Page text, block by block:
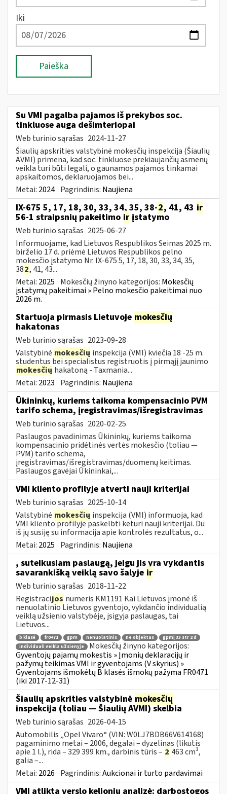
Iki
Paieška
Su VMI pagalba pajamos iš prekybos soc.
tinkluose auga dešimteriopai
Web turinio sąrašas 2024-11-27
Šiaulių apskrities valstybinė mokesčių inspekcija (Šiaulių
AVMI) primena, kad soc. tinkluose prekiaujančių asmenų
veikla turi būti legali, o gaunamos pajamos tinkamai
apskaitomos, deklaruojamos bei...
Metai: 2024 Pagrindinis: Naujiena
IX-675 5, 17, 18, 30, 33, 34, 35, 38-2, 41, 43 ir
56-1 straipsnių pakeitimo ir įstatymo
Web turinio sąrašas 2025-06-27
Informuojame, kad Lietuvos Respublikos Seimas 2025 m.
birželio 17 d. priėmė Lietuvos Respublikos pelno
mokesčio įstatymo Nr. IX-675 5, 17, 18, 30, 33, 34, 35,
382, 41, 43...
Metai: 2025 Mokesčių žinyno kategorijos: Mokesčių
įstatymų pakeitimai » Pelno mokesčio pakeitimai nuo
2026 m.
Startuoja pirmasis Lietuvoje mokesčių
hakatonas
Web turinio sąrašas 2023-09-28
Valstybinė mokesčių inspekcija (VMI) kviečia 18 -25 m.
studentus bei specialistus registruotis į pirmąjį jaunimo
mokesčių hakatoną - Taxmania...
Metai: 2023 Pagrindinis: Naujiena
Ūkininkų, kuriems taikoma kompensacinio PVM
tarifo schema, įregistravimas/išregistravimas
Web turinio sąrašas 2020-02-25
Paslaugos pavadinimas Ūkininkų, kuriems taikoma
kompensacinio pridėtinės vertės mokesčio (toliau —
PVM) tarifo schema,
įregistravimas/išregistravimas/duomenų keitimas.
Paslaugos gavėjai Ūkininkai,...
VMI kliento profilyje atverti nauji kriterijai
Web turinio sąrašas 2025-10-14
Valstybinė mokesčių inspekcija (VMI) informuoja, kad
VMI kliento profilyje paskelbti keturi nauji kriterijai. Du
iš jų susiję su informacija apie kontrolės rezultatus, o...
Metai: 2025 Pagrindinis: Naujiena
, suteikusiam paslaugą, jeigu jis yra vykdantis
savarankišką veiklą savo šalyje ir
Web turinio sąrašas 2018-11-22
Registracijos numeris KM1191 Kai Lietuvos įmonė iš
nenuolatinio Lietuvos gyventojo, vykdančio individualią
veiklą užsienio valstybėje, įsigyja paslaugas, tai
Lietuvos...
b klasė fr0471 gpm nenuolatinis ne objektas
gpmį 33 str 2 d
individuali veikla užsienyje
Mokesčių žinyno kategorijos:
Gyventojų pajamų mokestis » Įmonių deklaracijų ir
pažymų teikimas VMI ir gyventojams (V skyrius) »
Gyventojams išmokėtų B klasės išmokų pažyma FR0471
(iki 2017-12-31)
Šiaulių apskrities valstybinė mokesčių
inspekcija (toliau — Šiaulių AVMI) skelbia
Web turinio sąrašas 2026-04-15
Automobilis „Opel Vivaro“ (VIN: W0LJ7BDB66V614168)
pagaminimo metai – 2006, degalai – dyzelinas (likutis
apie 1 l.), rida – 329 399 km., darbinis tūris – 2 463 cm³,
galia –...
Metai: 2026 Pagrindinis:Aukcionai ir turto pardavimai
VMI atlikta verslo kelionių analizė: darbostogos